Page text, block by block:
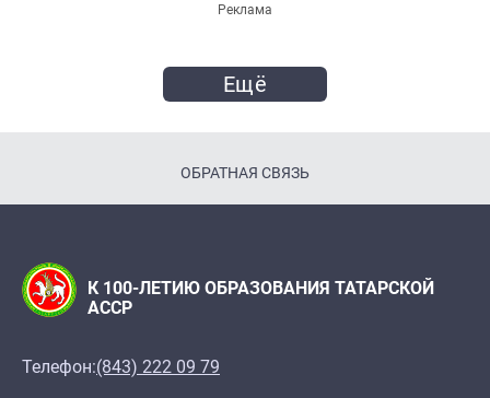
Реклама
Ещё
ОБРАТНАЯ СВЯЗЬ
К 100-ЛЕТИЮ ОБРАЗОВАНИЯ ТАТАРСКОЙ
АССР
Телефон:(843) 222 09 79